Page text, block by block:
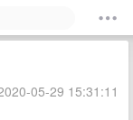
05-29 15:31:11